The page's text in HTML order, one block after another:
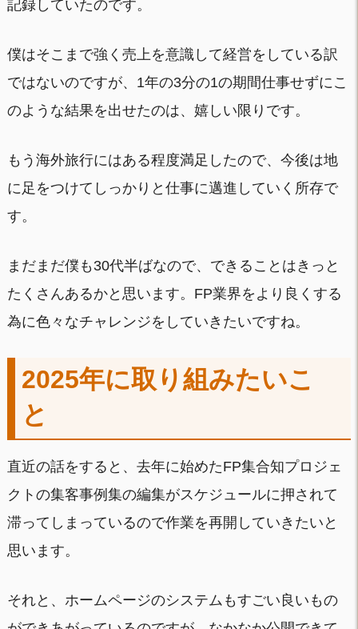
記録していたのです。
僕はそこまで強く売上を意識して経営をしている訳
ではないのですが、1年の3分の1の期間仕事せずにこ
のような結果を出せたのは、嬉しい限りです。
もう海外旅行にはある程度満足したので、今後は地
に足をつけてしっかりと仕事に邁進していく所存で
す。
まだまだ僕も30代半ばなので、できることはきっと
たくさんあるかと思います。FP業界をより良くする
為に色々なチャレンジをしていきたいですね。
2025年に取り組みたいこ
と
直近の話をすると、去年に始めたFP集合知プロジェ
クトの集客事例集の編集がスケジュールに押されて
滞ってしまっているので作業を再開していきたいと
思います。
それと、ホームページのシステムもすごい良いもの